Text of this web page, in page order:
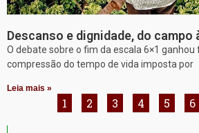
Descanso e dignidade, do campo
O debate sobre o fim da escala 6×1 ganhou
compressão do tempo de vida imposta por
Leia mais »
1 2 3 4 5 6